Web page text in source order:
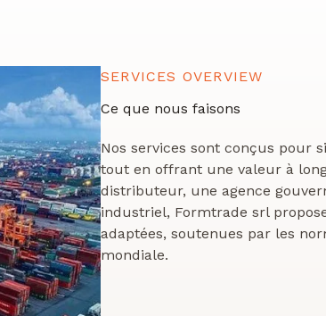
SERVICES OVERVIEW
Ce que nous faisons
Nos services sont conçus pour
tout en offrant une valeur à
distributeur, une agence
industriel, Formtrade srl
adaptées, soutenues par les
mondiale.